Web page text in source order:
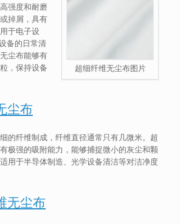
超细纤维无尘布图片
强度和耐磨
掉屑，具有
于电子设
备的日常清
尘布能够有
，保持设备
尘布
的纤维制成，纤维直径通常只有几微米。超
极强的吸附能力，能够捕捉微小的灰尘和颗
用于半导体制造、光学设备清洁等对洁净度
无尘布